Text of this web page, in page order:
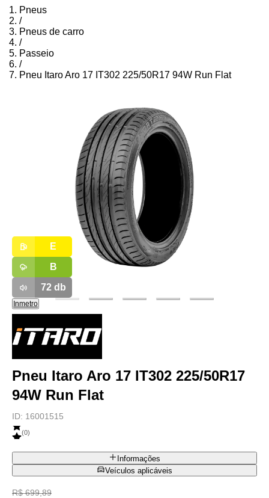
Pneus
/
Pneus de carro
/
Passeio
/
Pneu Itaro Aro 17 IT302 225/50R17 94W Run Flat
E
B
72db
Inmetro
Pneu Itaro Aro 17 IT302 225/50R17
94W Run Flat
ID: 16001515
(0)
Informações
Veículos aplicáveis
R$ 699,89